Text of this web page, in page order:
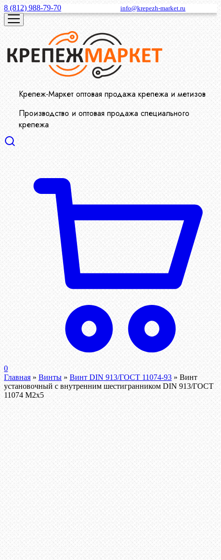
8 (812) 988-79-70 info@krepezh-market.ru
Крепеж-Маркет оптовая продажа крепежа и метизов
Производство и оптовая продажа специального
крепежа
0
Главная » Винты » Винт DIN 913/ГОСТ 11074-93 » Винт
установочный с внутренним шестигранником DIN 913/ГОСТ
11074 М2х5